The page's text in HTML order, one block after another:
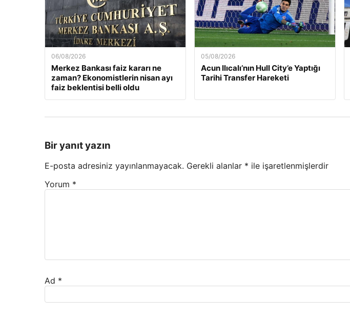
06/08/2026
Merkez Bankası faiz kararı ne
zaman? Ekonomistlerin nisan ayı
faiz beklentisi belli oldu
05/08/2026
Acun Ilıcalı’nın Hull City’e Yaptığı
Tarihi Transfer Hareketi
Bir yanıt yazın
E-posta adresiniz yayınlanmayacak. Gerekli alanlar * ile işaretlenmişlerdir
Yorum *
Ad *